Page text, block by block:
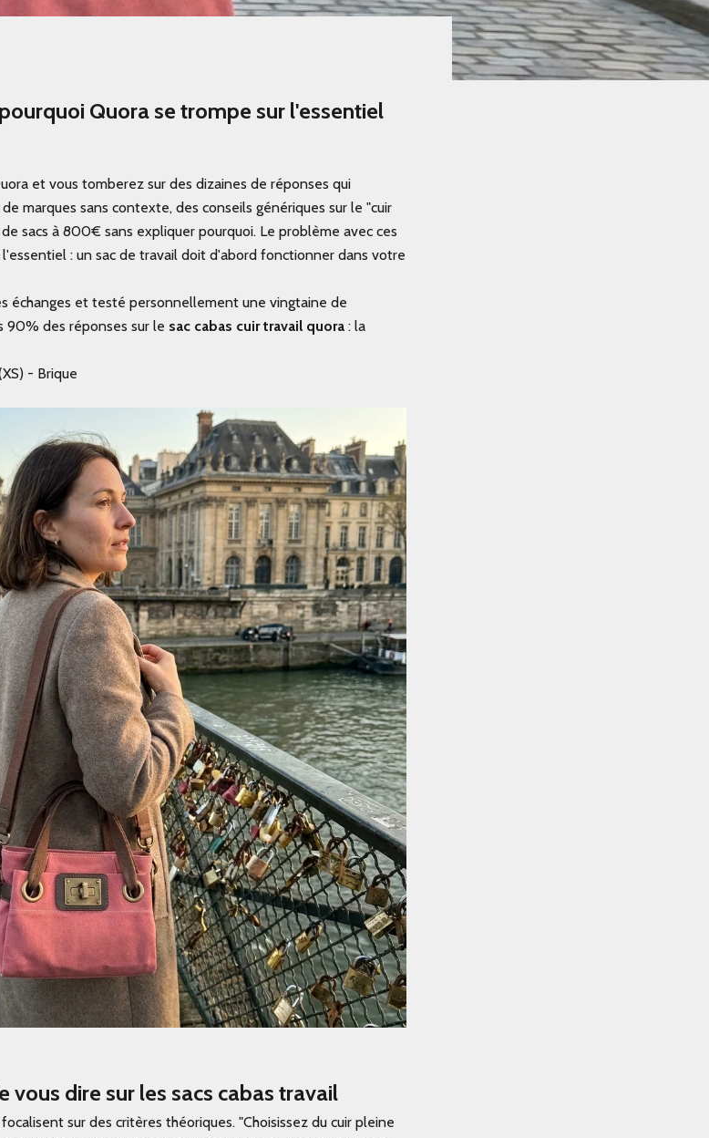
Quora se trompe sur l'essentiel
et vous tomberez sur des dizaines de réponses qui
marques sans contexte, des conseils génériques sur le "cuir
sacs à 800€ sans expliquer pourquoi. Le problème avec ces
: un sac de travail doit d'abord fonctionner dans votre
échanges et testé personnellement une vingtaine de
90% des réponses sur le sac cabas cuir travail quora : la
- Brique
vous dire sur les sacs cabas travail
sur des critères théoriques. "Choisissez du cuir pleine